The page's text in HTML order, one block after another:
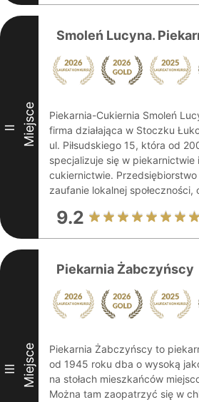
II Miejsce
Smoleń Lucyna.
Piekarnia-Cukiernia Smoleń
firma działająca w Stoczku
ul. Piłsudskiego 15, która od
specjalizuje się w piekarnictwie i
cukiernictwie. Przedsiębiorstwo
zaufanie lokalnej społeczności,
9.2
III Miejsce
Piekarnia Żabczyńscy
Piekarnia Żabczyńscy to
od 1945 roku dba o wysoką
na stołach mieszkańców
Można tam zaopatrzyć się w